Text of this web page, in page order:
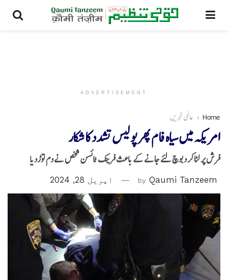
ADVERTISEMENT
Home عالمی خبریں
امریکہ میں سیاہ فام پھر پولیس تشدد کا شکار
فر ش پر لٹاکر دبوچ لئے جانے کے باعث فرینک ٹائسن شخص نے دم توڑدیا
by Qaumi Tanzeem اپریل 28, 2024